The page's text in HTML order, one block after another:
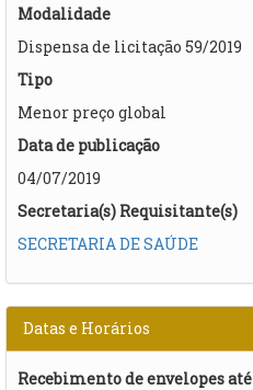
Modalidade
Dispensa de licitação 59/2019
Tipo
Menor preço global
Data de publicação
04/07/2019
Secretaria(s) Requisitante(s)
SECRETARIA DE SAÚDE
Datas e Horários
Recebimento de envelopes até